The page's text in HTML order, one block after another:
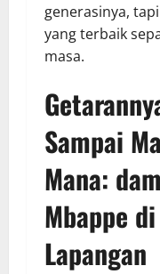
generasinya,
yang terbaik
masa.
Sampai
Mana:
Mbappe
Lapangan